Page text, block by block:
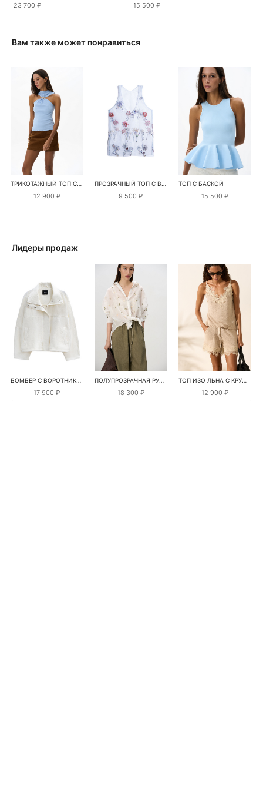
23 700 ₽ 15 500 ₽
Вам также может понравиться
ТРИКОТАЖНЫЙ ТОП С ДЕКОРАТИВНОЙ ПЕРЕМЫЧКОЙ
12 900 ₽
ПРОЗРАЧНЫЙ ТОП С ВЫШИВКОЙ
9 500 ₽
ТОП С БАСКОЙ
15 500 ₽
Лидеры продаж
БОМБЕР С ВОРОТНИКОМ-СТОЙКОЙ
17 900 ₽
ПОЛУПРОЗРАЧНАЯ РУБАШКА С РОМАШКАМИ
18 300 ₽
ТОП ИЗО ЛЬНА С КРУЖЕВОМ
12 900 ₽